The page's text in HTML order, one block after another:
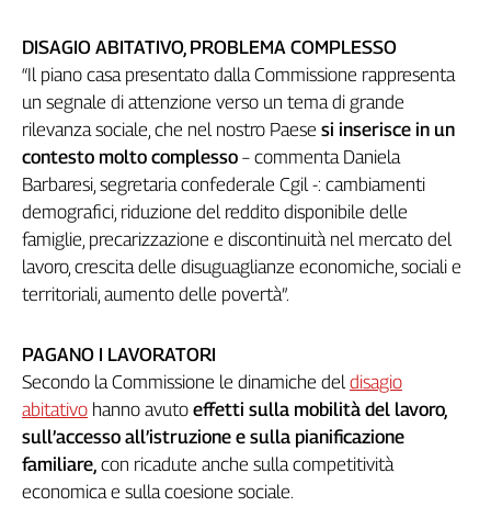
Idea
Diffusa
InFlai
Le
trasmissioni
tv
Work
in
Progress
Lavoro
Territori
Abruzzo-
Molise
Alto
DISAGIO ABITATIVO, PROBLEMA COMPLESSO
“Il piano casa presentato dalla Commissione rappresenta
un segnale di attenzione verso un tema di grande
rilevanza sociale, che nel nostro Paese si inserisce in un
contesto molto complesso – commenta Daniela
Barbaresi, segretaria confederale Cgil -: cambiamenti
demografici, riduzione del reddito disponibile delle
famiglie, precarizzazione e discontinuità nel mercato del
lavoro, crescita delle disuguaglianze economiche, sociali e
territoriali, aumento delle povertà”.
PAGANO I LAVORATORI
Secondo la Commissione le dinamiche deldisagio
abitativo hanno avuto effetti sulla mobilità del lavoro,
sull’accesso all’istruzione e sulla pianificazione
familiare, con ricadute anche sulla competitività
economica e sulla coesione sociale.